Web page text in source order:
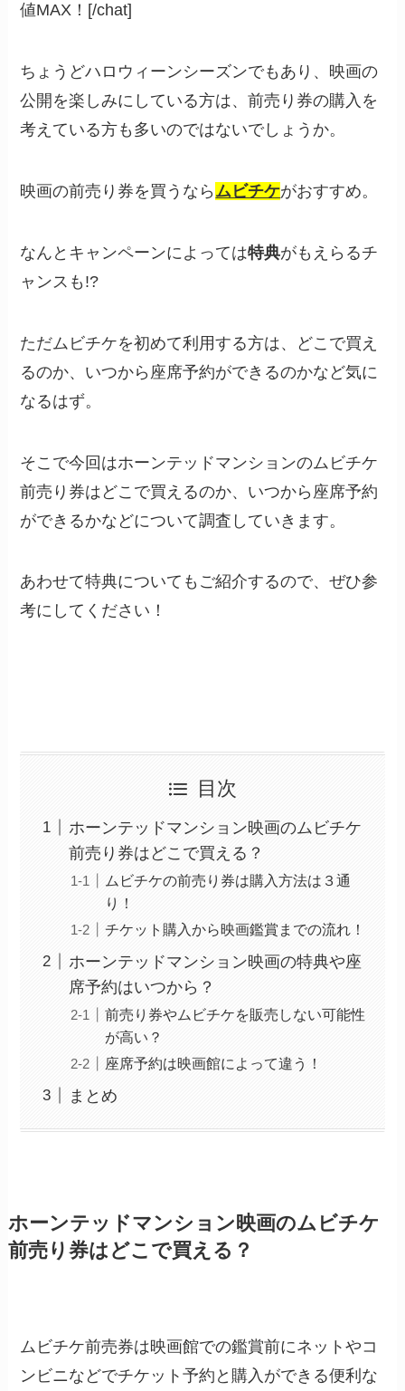
値MAX！[/chat]
ちょうどハロウィーンシーズンでもあり、映画の
公開を楽しみにしている方は、前売り券の購入を
考えている方も多いのではないでしょうか。
映画の前売り券を買うなら ムビチケがおすすめ。
なんとキャンペーンによっては特典がもえらるチ
ャンスも!?
ただムビチケを初めて利用する方は、どこで買え
るのか、いつから座席予約ができるのかなど気に
なるはず。
そこで今回はホーンテッドマンションのムビチケ
前売り券はどこで買えるのか、いつから座席予約
ができるかなどについて調査していきます。
あわせて特典についてもご紹介するので、ぜひ参
考にしてください！
目次
ホーンテッドマンション映画のムビチケ
前売り券はどこで買える？
ムビチケの前売り券は購入方法は３通
り！
チケット購入から映画鑑賞までの流れ！
ホーンテッドマンション映画の特典や座
席予約はいつから？
前売り券やムビチケを販売しない可能性
が高い？
座席予約は映画館によって違う！
まとめ
ホーンテッドマンション映画のムビチケ
前売り券はどこで買える？
ムビチケ前売券は映画館での鑑賞前にネットやコ
ンビニなどでチケット予約と購入ができる便利な